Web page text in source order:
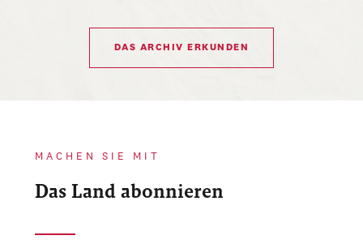
DAS ARCHIV ERKUNDEN
MACHEN SIE MIT
Das Land abonnieren